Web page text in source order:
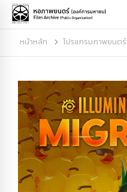
หน้าหลัก โปรแกรมภาพยนตร์